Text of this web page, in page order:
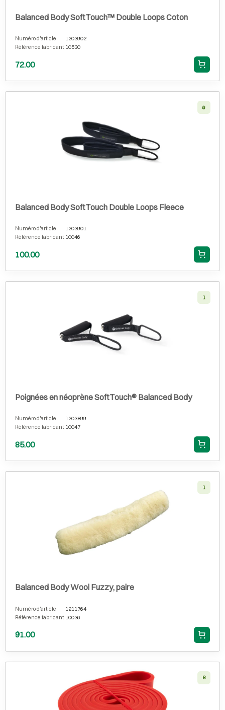
Balanced Body SoftTouch™ Double Loops Coton
Numéro d'article
1203902
Référence fabricant 10530
72.00
6
Balanced Body SoftTouch Double Loops Fleece
Numéro d'article
1203901
Référence fabricant 10046
100.00
1
Poignées en néoprène SoftTouch® Balanced Body
Numéro d'article
1203899
Référence fabricant 10047
85.00
1
Balanced Body Wool Fuzzy, paire
Numéro d'article
1211764
Référence fabricant 10036
91.00
8